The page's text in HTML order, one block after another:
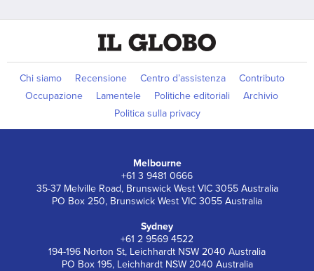
Chi siamo Recensione Centro d’assistenza
Contributo
Occupazione
Lamentele Politiche editoriali
Archivio
Politica sulla privacy
Melbourne
+61 3 9481 0666
35-37 Melville Road, Brunswick West VIC 3055 Australia
PO Box 250, Brunswick West VIC 3055 Australia
Sydney
+61 2 9569 4522
194-196 Norton St, Leichhardt NSW 2040 Australia
PO Box 195, Leichhardt NSW 2040 Australia